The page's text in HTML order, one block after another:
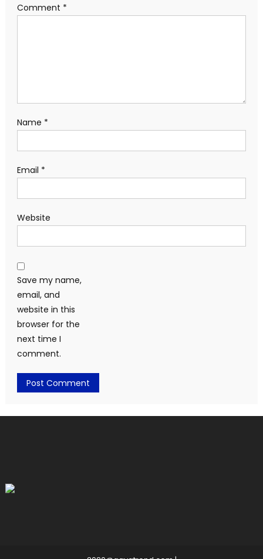
Comment *
Name *
Email *
Website
Save my name,
email, and
website in this
browser for the
next time I
comment.